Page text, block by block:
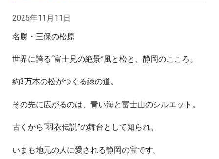
2025年11月11日
名勝・三保の松原
世界に誇る“富士見の絶景”風と松と、静岡のこころ。
約3万本の松がつくる緑の道。
その先に広がるのは、青い海と富士山のシルエット。
古くから“羽衣伝説”の舞台として知られ、
いまも地元の人に愛される静岡の宝です。